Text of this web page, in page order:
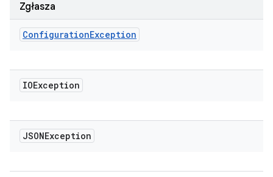
Zgłasza
ConfigurationException
IOException
JSONException